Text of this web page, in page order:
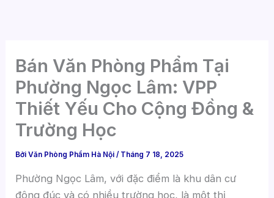
dungBán Văn Phòng Phẩm Tại
Phường Ngọc Lâm: VPP
Thiết Yếu Cho Cộng Đồng &
Trường Học
BởiVăn Phòng Phẩm Hà Nội/ Tháng 7 18, 2025
Phường Ngọc Lâm, với đặc điểm là khu dân cư
đông đúc và có nhiều trường học, là một thị